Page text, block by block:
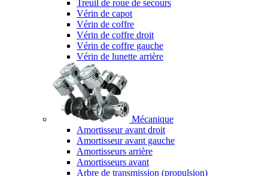
Treuil de roue de secours
Vérin de capot
Vérin de coffre
Vérin de coffre droit
Vérin de coffre gauche
Vérin de lunette arrière
Mécanique
Amortisseur avant droit
Amortisseur avant gauche
Amortisseurs arrière
Amortisseurs avant
Arbre de transmission (propulsion)